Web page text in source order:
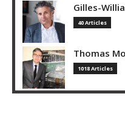
Gilles-
40 Articles
Thomas
1018 Articles